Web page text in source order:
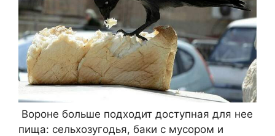
Вороне больше подходит доступная для нее
пища: сельхозугодья, баки с мусором и